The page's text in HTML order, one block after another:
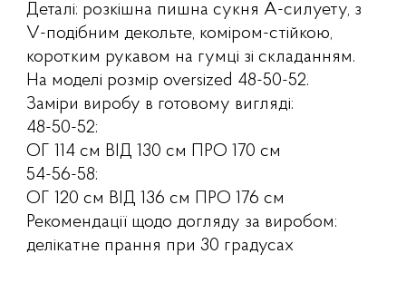
Деталі: розкішна пишна сукня А-силуету, з
V-подібним декольте, коміром-стійкою,
коротким рукавом на гумці зі складанням.
На моделі розмір oversized 48-50-52.
Заміри виробу в готовому вигляді:
48-50-52:
ОГ 114 см ВІД 130 см ПРО 170 см
54-56-58:
ОГ 120 см ВІД 136 см ПРО 176 см
Рекомендації щодо догляду за виробом:
делікатне прання при 30 градусах